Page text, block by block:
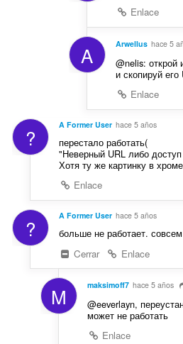
Enlace
A Arwellus hace 5
@nelis: открой
и скопируй его
Enlace
? A Former User hace 5 años
перестало работать(
"Неверный URL либо
Хотя ту же картинку в
Enlace
? A Former User hace 5 años
больше не работает. совсем
Cerrar
Enlace
M maksimoff7 hace 5 años
@eeverlayn,
может не работать
Enlace